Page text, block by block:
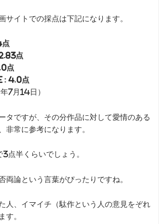
サイトでの採点は下記になります。
点
点
点
: 4.0点
7月14日）
タですが、その分作品に対して愛情のある
非常に参考になります。
点半くらいでしょう。
両論という言葉がぴったりですね。
人、イマイチ（駄作という人の意見をぞれ
す。